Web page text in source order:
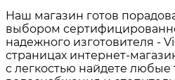
Наш магазин готов
выбором
надежного изготовителя -
страницах интернет-
с легкостью найдете любые